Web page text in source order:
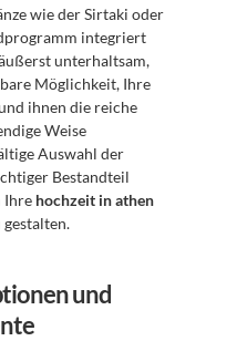
wie der Sirtaki oder
integriert
unterhaltsam,
Möglichkeit, Ihre
ihnen die reiche
Weise
Auswahl der
Bestandteil
Ihre hochzeit in athen
und